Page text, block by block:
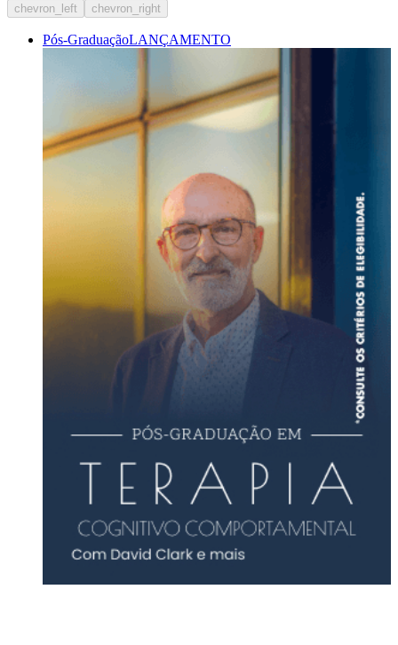
chevron_left chevron_right
Pós-GraduaçãoLANÇAMENTO